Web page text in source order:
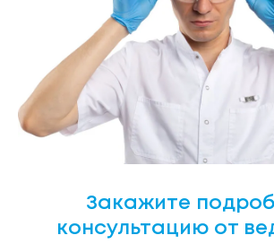
Закажите
консультацию от